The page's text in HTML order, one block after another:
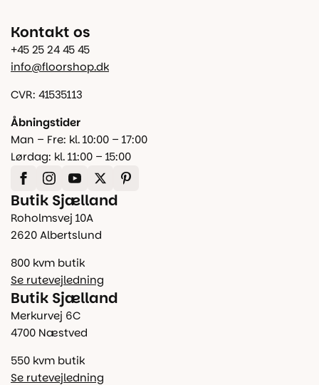
Kontakt os
+45 25 24 45 45
info@floorshop.dk
CVR: 41535113
Åbningstider
Man – Fre: kl. 10:00 – 17:00
Lørdag: kl. 11:00 – 15:00
Butik Sjælland
Roholmsvej 10A
2620 Albertslund
800 kvm butik
Se rutevejledning
Butik Sjælland
Merkurvej 6C
4700 Næstved
550 kvm butik
Se rutevejledning